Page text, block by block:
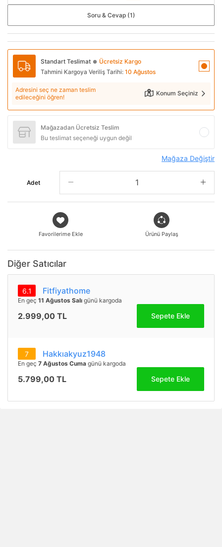
Soru & Cevap (1)
Standart Teslimat ● Ücretsiz Kargo
Tahmini Kargoya Veriliş Tarihi: 10 Ağustos
Adresini seç ne zaman teslim
edileceğini öğren!
Konum Seçiniz
Mağazadan Ücretsiz Teslim
Bu teslimat seçeneği uygun değil
Mağaza Değiştir
Adet
Favorilerime Ekle Ürünü Paylaş
Diğer Satıcılar
6.1 Fitfiyathome
En geç 11 Ağustos Salı günü kargoda
2.999,00 TL Sepete Ekle
7 Hakkıakyuz1948
En geç 7 Ağustos Cuma günü kargoda
5.799,00 TL Sepete Ekle